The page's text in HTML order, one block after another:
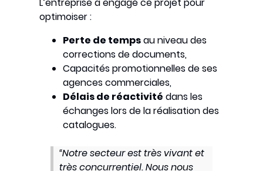
optimoiser :
Perte de tempsau niveau des
corrections de documents,
Capacités promotionnelles de ses
agences commerciales,
Délais de réactivité dans les
échanges lors de la réalisation des
catalogues.
“Notre secteur est très vivant et
très concurrentiel. Nous nous